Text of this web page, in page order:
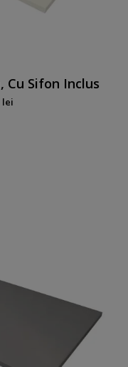
Cu Sifon Inclus
lei